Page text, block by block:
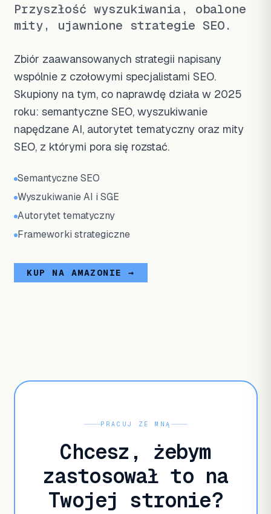
Przyszłość wyszukiwania, obalone
mity, ujawnione strategie SEO.
Zbiór zaawansowanych strategii napisany
wspólnie z czołowymi specjalistami SEO.
Skupiony na tym, co naprawdę działa w 2025
roku: semantyczne SEO, wyszukiwanie
napędzane AI, autorytet tematyczny oraz mity
SEO, z którymi pora się rozstać.
Semantyczne SEO
Wyszukiwanie AI i SGE
Autorytet tematyczny
Frameworki strategiczne
KUP NA AMAZONIE →
PRACUJ ZE MNĄ
Chcesz, żebym
zastosował to na
Twojej stronie?